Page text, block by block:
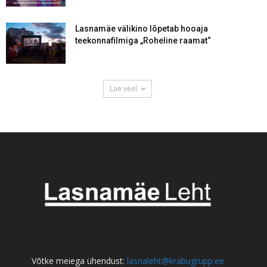
Lasnamäe välikino lõpetab hooaja
teekonnafilmiga „Roheline raamat“
Lae veel
Võtke meiega ühendust: lasnaleht@krabugrupp.ee